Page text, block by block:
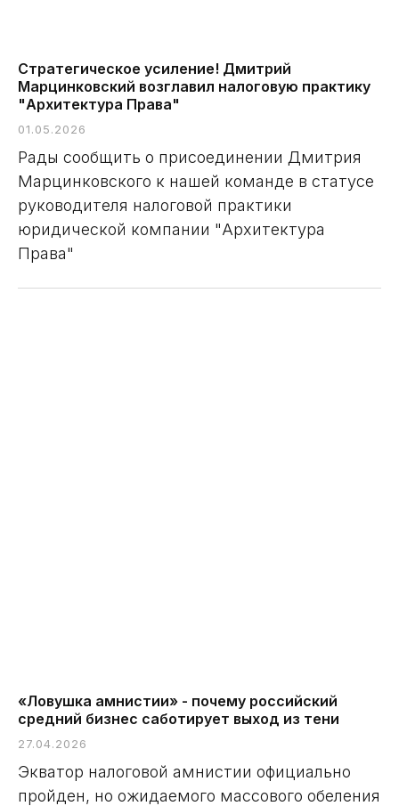
Стратегическое усиление! Дмитрий
Марцинковский возглавил налоговую практику
"Архитектура Права"
01.05.2026
Рады сообщить о присоединении Дмитрия
Марцинковского к нашей команде в статусе
руководителя налоговой практики
юридической компании "Архитектура
Права"
«Ловушка амнистии» - почему российский
средний бизнес саботирует выход из тени
27.04.2026
Экватор налоговой амнистии официально
пройден, но ожидаемого массового обеления